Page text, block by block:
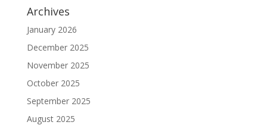
Archives
January 2026
December 2025
November 2025
October 2025
September 2025
August 2025